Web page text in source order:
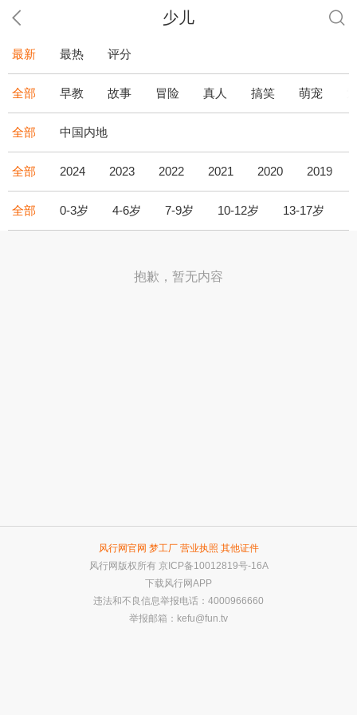
少儿
最新 最热 评分
全部 早教 故事 冒险 真人 搞笑 萌宠
全部 中国内地
全部 2024 2023 2022 2021 2020 2019
全部 0-3岁 4-6岁 7-9岁 10-12岁 13-17岁
抱歉，暂无内容
风行网官网 梦工厂 营业执照 其他证件
风行网版权所有 京ICP备10012819号-16A
下载风行网APP
违法和不良信息举报电话：4000966660
举报邮箱： kefu@fun.tv